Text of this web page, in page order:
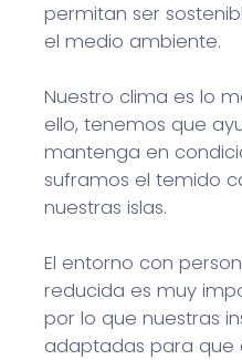
permitan ser
el medio ambiente.
Nuestro clima es lo
ello, tenemos que
mantenga en
suframos el temido
nuestras islas.
El entorno con
reducida es muy
por lo que nuestras
adaptadas para que